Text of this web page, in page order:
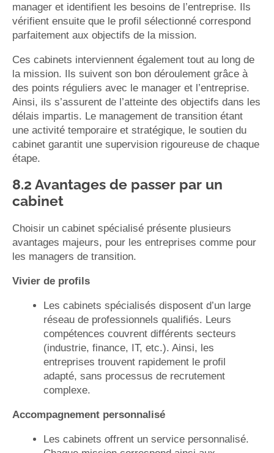
manager et identifient les besoins de l’entreprise. Ils
vérifient ensuite que le profil sélectionné correspond
parfaitement aux objectifs de la mission.
Ces cabinets interviennent également tout au long de
la mission. Ils suivent son bon déroulement grâce à
des points réguliers avec le manager et l’entreprise.
Ainsi, ils s’assurent de l’atteinte des objectifs dans les
délais impartis. Le management de transition étant
une activité temporaire et stratégique, le soutien du
cabinet garantit une supervision rigoureuse de chaque
étape.
8.2 Avantages de passer par un
cabinet
Choisir un cabinet spécialisé présente plusieurs
avantages majeurs, pour les entreprises comme pour
les managers de transition.
Vivier de profils
Les cabinets spécialisés disposent d’un large
réseau de professionnels qualifiés. Leurs
compétences couvrent différents secteurs
(industrie, finance, IT, etc.). Ainsi, les
entreprises trouvent rapidement le profil
adapté, sans processus de recrutement
complexe.
Accompagnement personnalisé
Les cabinets offrent un service personnalisé.